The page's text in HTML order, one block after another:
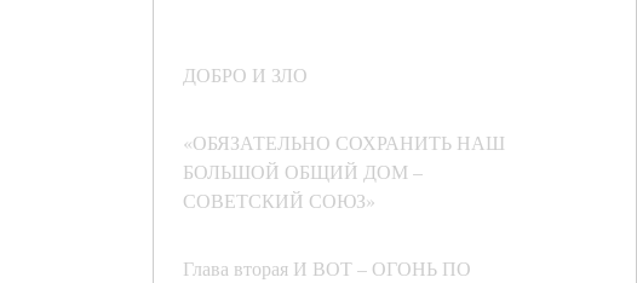
ДОБРО И ЗЛО
«ОБЯЗАТЕЛЬНО СОХРАНИТЬ НАШ
БОЛЬШОЙ ОБЩИЙ ДОМ –
СОВЕТСКИЙ СОЮЗ»
Глава вторая И ВОТ – ОГОНЬ ПО